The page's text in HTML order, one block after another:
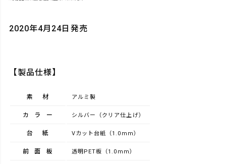
2020年4月24日発売
【製品仕様】
素材 アルミ製
カラー シルバー（クリア仕上げ）
台紙 Vカット台紙（1.0mm）
前面板 透明PET板（1.0mm）